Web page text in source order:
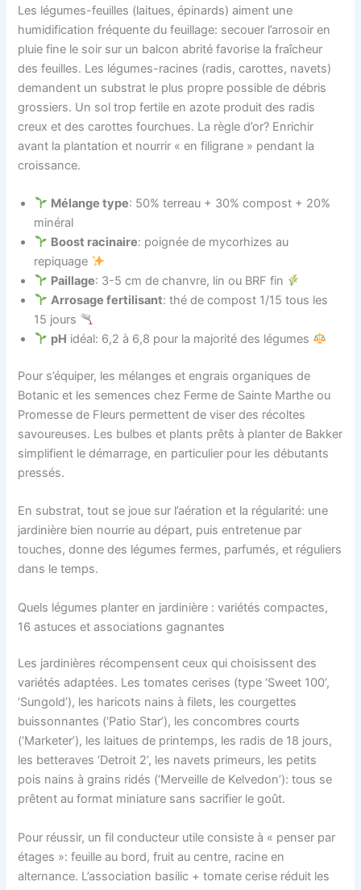
Les légumes-feuilles (laitues, épinards) aiment une
humidification fréquente du feuillage: secouer l’arrosoir en
pluie fine le soir sur un balcon abrité favorise la fraîcheur
des feuilles. Les légumes-racines (radis, carottes, navets)
demandent un substrat le plus propre possible de débris
grossiers. Un sol trop fertile en azote produit des radis
creux et des carottes fourchues. La règle d’or? Enrichir
avant la plantation et nourrir « en filigrane » pendant la
croissance.
Mélange type: 50% terreau + 30% compost + 20%
minéral
Boost racinaire: poignée de mycorhizes au
repiquage
Paillage: 3-5 cm de chanvre, lin ou BRF fin
Arrosage fertilisant: thé de compost 1/15 tous les
15 jours
pH idéal: 6,2 à 6,8 pour la majorité des légumes
Pour s’équiper, les mélanges et engrais organiques de
Botanic et les semences chez Ferme de Sainte Marthe ou
Promesse de Fleurs permettent de viser des récoltes
savoureuses. Les bulbes et plants prêts à planter de Bakker
simplifient le démarrage, en particulier pour les débutants
pressés.
En substrat, tout se joue sur l’aération et la régularité: une
jardinière bien nourrie au départ, puis entretenue par
touches, donne des légumes fermes, parfumés, et réguliers
dans le temps.
Quels légumes planter en jardinière : variétés compactes,
16 astuces et associations gagnantes
Les jardinières récompensent ceux qui choisissent des
variétés adaptées. Les tomates cerises (type ‘Sweet 100’,
‘Sungold’), les haricots nains à filets, les courgettes
buissonnantes (‘Patio Star’), les concombres courts
(‘Marketer’), les laitues de printemps, les radis de 18 jours,
les betteraves ‘Detroit 2’, les navets primeurs, les petits
pois nains à grains ridés (‘Merveille de Kelvedon’): tous se
prêtent au format miniature sans sacrifier le goût.
Pour réussir, un fil conducteur utile consiste à « penser par
étages »: feuille au bord, fruit au centre, racine en
alternance. L’association basilic + tomate cerise réduit les